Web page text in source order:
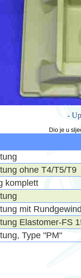
-
Dio je u
ohne T4/T5/T9
komplett
mit
Elastomer-FS
Type "PM"